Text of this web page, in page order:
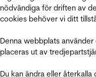
nödvändiga för driften av
cookies behöver vi ditt
Denna webbplats
placeras ut av
Du kan ändra eller